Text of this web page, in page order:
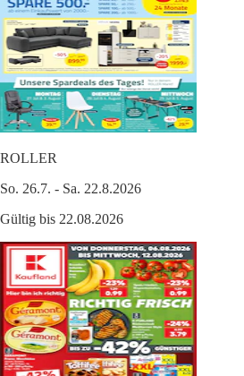
ROLLER
So. 26.7. - Sa. 22.8.2026
Gültig bis 22.08.2026